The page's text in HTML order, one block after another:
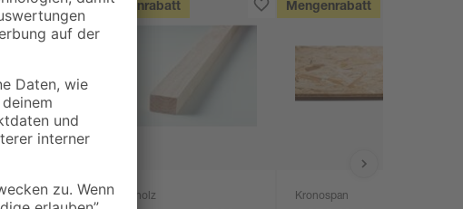
Mengenrabatt
binderholz
Mengenrabatt
Kronospan